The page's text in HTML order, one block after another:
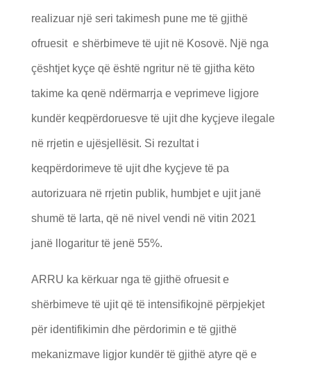
realizuar një seri takimesh pune me të gjithë
ofruesit e shërbimeve të ujit në Kosovë. Një nga
çështjet kyçe që është ngritur në të gjitha këto
takime ka qenë ndërmarrja e veprimeve ligjore
kundër keqpërdoruesve të ujit dhe kyçjeve ilegale
në rrjetin e ujësjellësit. Si rezultat i
keqpërdorimeve të ujit dhe kyçjeve të pa
autorizuara në rrjetin publik, humbjet e ujit janë
shumë të larta, që në nivel vendi në vitin 2021
janë llogaritur të jenë 55%.
ARRU ka kërkuar nga të gjithë ofruesit e
shërbimeve të ujit që të intensifikojnë përpjekjet
për identifikimin dhe përdorimin e të gjithë
mekanizmave ligjor kundër të gjithë atyre që e